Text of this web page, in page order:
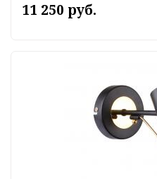
11 250 руб.